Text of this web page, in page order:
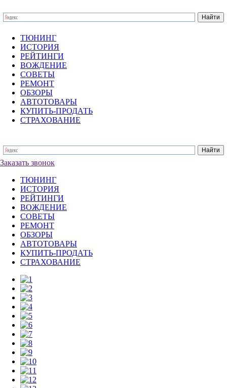
ТЮНИНГ
ИСТОРИЯ
РЕЙТИНГИ
ВОЖДЕНИЕ
СОВЕТЫ
РЕМОНТ
ОБЗОРЫ
АВТОТОВАРЫ
КУПИТЬ-ПРОДАТЬ
СТРАХОВАНИЕ
Заказать звонок
ТЮНИНГ
ИСТОРИЯ
РЕЙТИНГИ
ВОЖДЕНИЕ
СОВЕТЫ
РЕМОНТ
ОБЗОРЫ
АВТОТОВАРЫ
КУПИТЬ-ПРОДАТЬ
СТРАХОВАНИЕ